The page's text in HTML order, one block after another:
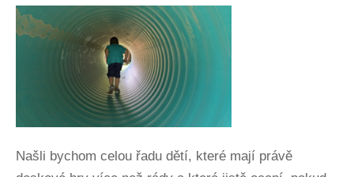
Našli bychom celou řadu dětí, které mají právě